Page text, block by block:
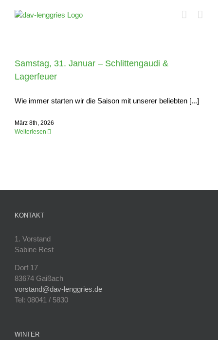
Inhalt
Samstag, 31. Januar – Schlittengaudi &
Lagerfeuer
Wie immer starten wir die Saison mit unserer beliebten [...]
März 8th, 2026
Weiterlesen
KONTAKT
1. Vorstand
Sabine Rest
Dorf 17
83674 Gaißach
vorstand@dav-lenggries.de
Tel: 08041 / 5830
WINTER